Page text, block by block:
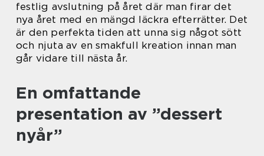
festlig avslutning på året där man firar det
nya året med en mängd läckra efterrätter. Det
är den perfekta tiden att unna sig något sött
och njuta av en smakfull kreation innan man
går vidare till nästa år.
En omfattande
presentation av ”dessert
nyår”